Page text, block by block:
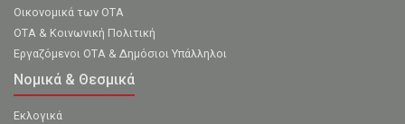
Οικονομικά των ΟΤΑ
ΟΤΑ & Κοινωνική Πολιτική
Εργαζόμενοι ΟΤΑ & Δημόσιοι Υπάλληλοι
Νομικά & Θεσμικά
Εκλογικά